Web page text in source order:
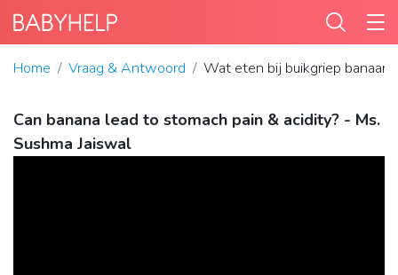
Home Vraag & Antwoord Wat eten bij buikgriep banaan?
Can banana lead to stomach pain & acidity? - Ms.
Sushma Jaiswal